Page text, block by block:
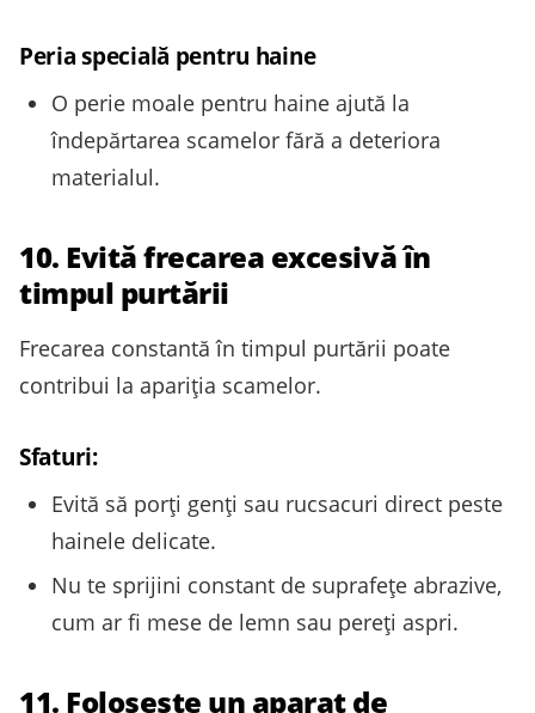
Peria specială pentru haine
O perie moale pentru haine ajută la
îndepărtarea scamelor fără a deteriora
materialul.
10. Evită frecarea excesivă în
timpul purtării
Frecarea constantă în timpul purtării poate
contribui la apariția scamelor.
Sfaturi:
Evită să porți genți sau rucsacuri direct peste
hainele delicate.
Nu te sprijini constant de suprafețe abrazive,
cum ar fi mese de lemn sau pereți aspri.
11. Folosește un aparat de